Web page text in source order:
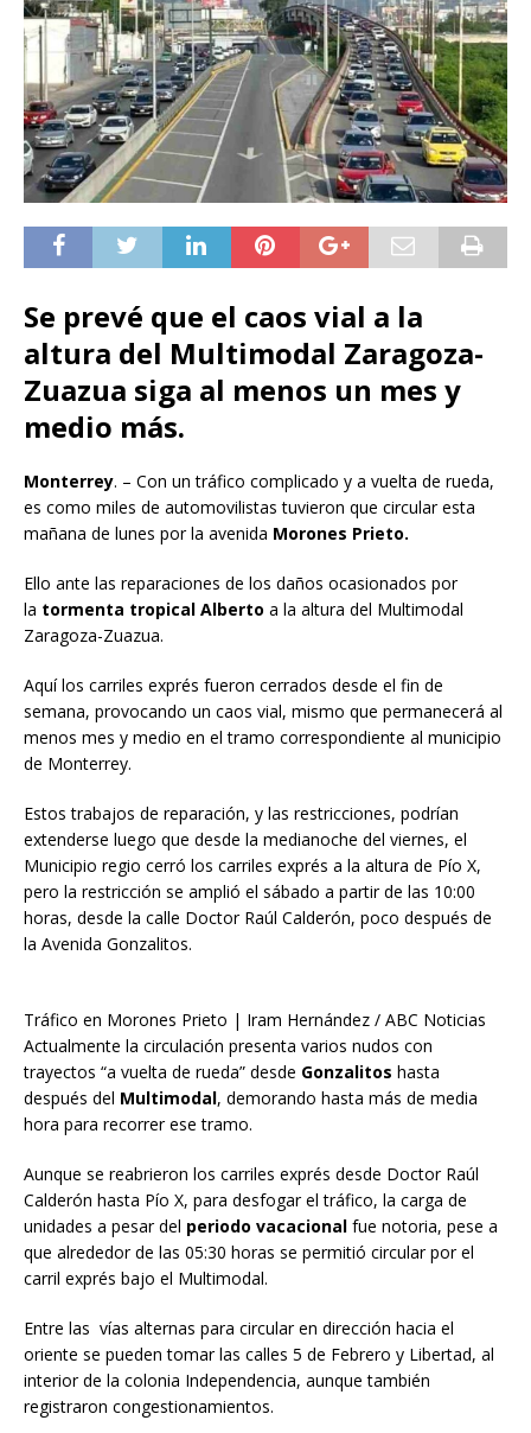
Se prevé que el caos vial a la
altura del Multimodal Zaragoza-
Zuazua siga al menos un mes y
medio más.
Monterrey. – Con un tráfico complicado y a vuelta de rueda,
es como miles de automovilistas tuvieron que circular esta
mañana de lunes por la avenida Morones Prieto.
Ello ante las reparaciones de los daños ocasionados por
la tormenta tropical Alberto a la altura del Multimodal
Zaragoza-Zuazua.
Aquí los carriles exprés fueron cerrados desde el fin de
semana, provocando un caos vial, mismo que permanecerá al
menos mes y medio en el tramo correspondiente al municipio
de Monterrey.
Estos trabajos de reparación, y las restricciones, podrían
extenderse luego que desde la medianoche del viernes, el
Municipio regio cerró los carriles exprés a la altura de Pío X,
pero la restricción se amplió el sábado a partir de las 10:00
horas, desde la calle Doctor Raúl Calderón, poco después de
la Avenida Gonzalitos.
Tráfico en Morones Prieto | Iram Hernández / ABC Noticias
Actualmente la circulación presenta varios nudos con
trayectos “a vuelta de rueda” desde Gonzalitos hasta
después del Multimodal, demorando hasta más de media
hora para recorrer ese tramo.
Aunque se reabrieron los carriles exprés desde Doctor Raúl
Calderón hasta Pío X, para desfogar el tráfico, la carga de
unidades a pesar del periodo vacacional fue notoria, pese a
que alrededor de las 05:30 horas se permitió circular por el
carril exprés bajo el Multimodal.
Entre las vías alternas para circular en dirección hacia el
oriente se pueden tomar las calles 5 de Febrero y Libertad, al
interior de la colonia Independencia, aunque también
registraron congestionamientos.